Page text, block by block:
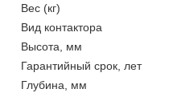
Вес (кг)
Вид контактора
Высота, мм
Гарантийный срок, лет
Глубина, мм